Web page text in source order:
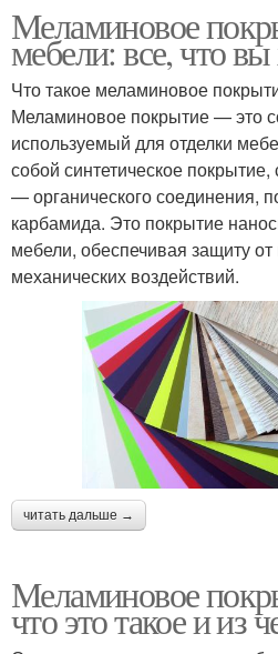
Меламиновое
мебели: все, что вы
Что такое меламиновое
Меламиновое покрытие — это
используемый для отделки
собой синтетическое
— органического соединения,
карбамида. Это покрытие
мебели, обеспечивая защиту
механических воздействий.
читать дальше →
Меламиновое
что это такое и из